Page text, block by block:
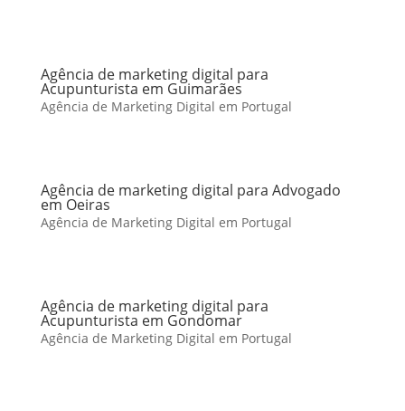
Agência de marketing digital para
Acupunturista em Guimarães
Agência de Marketing Digital em Portugal
Agência de marketing digital para Advogado
em Oeiras
Agência de Marketing Digital em Portugal
Agência de marketing digital para
Acupunturista em Gondomar
Agência de Marketing Digital em Portugal